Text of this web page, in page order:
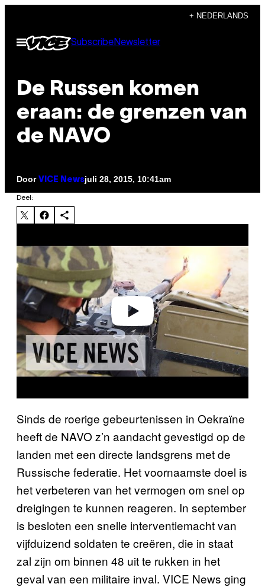
de
+ NEDERLANDS
Open
menu
Subscribe Newsletter
De Russen komen
eraan: de grenzen van
de NAVO
Door VICE Newsjuli 28, 2015, 10:41am
Deel:
a
y
v
i
d
Sinds de roerige gebeurtenissen in Oekraïne
heeft de NAVO z’n aandacht gevestigd op de
landen met een directe landsgrens met de
Russische federatie. Het voornaamste doel is
het verbeteren van het vermogen om snel op
dreigingen te kunnen reageren. In september
is besloten een snelle interventiemacht van
vijfduizend soldaten te creëren, die in staat
zal zijn om binnen 48 uit te rukken in het
geval van een militaire inval. VICE News ging